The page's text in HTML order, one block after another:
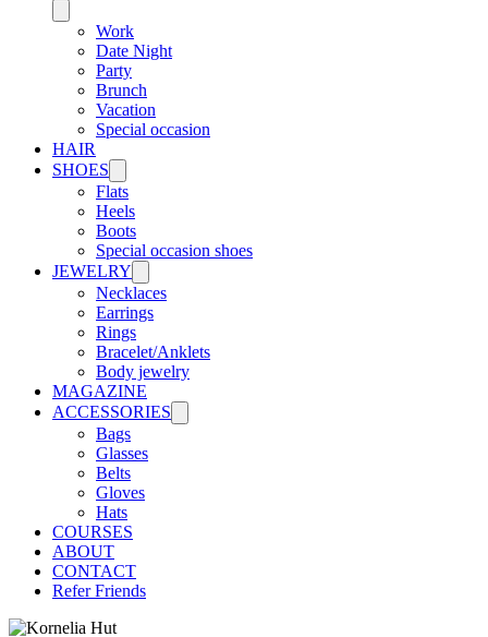
Work
Date Night
Party
Brunch
Vacation
Special occasion
HAIR
SHOES
Flats
Heels
Boots
Special occasion shoes
JEWELRY
Necklaces
Earrings
Rings
Bracelet/Anklets
Body jewelry
MAGAZINE
ACCESSORIES
Bags
Glasses
Belts
Gloves
Hats
COURSES
ABOUT
CONTACT
Refer Friends